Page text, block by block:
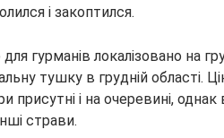
і закоптился.
гурманів локалізовано на
тушку в грудній області.
присутні і на очеревині,
страви.